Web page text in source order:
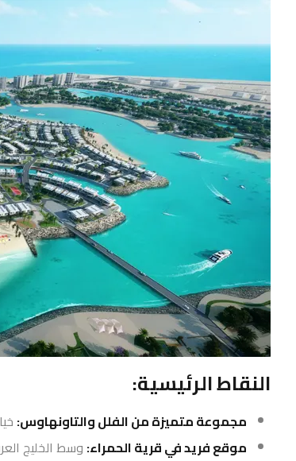
النقاط الرئيسية:
مجموعة متميزة من الفلل والتاونهاوس:
موقع فريد في قرية الحمراء:وسط الخليج